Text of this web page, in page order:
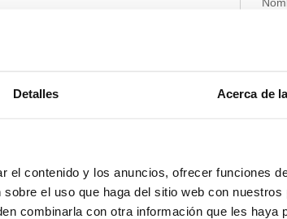
Detalles Acerca de
el contenido y los anuncios, ofrecer funciones
el uso que haga del sitio web con nuestros
combinarla con otra información que les haya
XXI
años esencialmente para usarse
un uso eminentemente práctico
como algo digno de decorar
en las construcciones
le ha dado una segunda vida a
funcionar a la perfección para su
y a menudo ayudan a que el